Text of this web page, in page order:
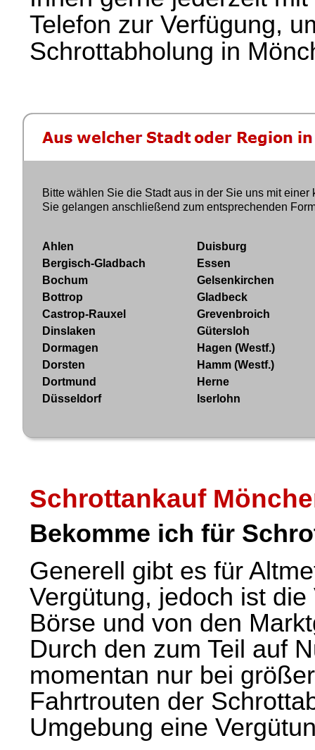
Telefon zur Verfügung,
Schrottabholung in
Bitte wählen Sie die Stadt aus in der Sie uns mit
Sie gelangen anschließend zum entsprechenden
Ahlen
Bergisch-Gladbach
Bochum
Bottrop
Castrop-Rauxel
Dinslaken
Dormagen
Dorsten
Dortmund
Düsseldorf
Duisburg
Essen
Gelsenkirchen
Gladbeck
Grevenbroich
Gütersloh
Hagen (Westf.)
Hamm (Westf.)
Herne
Iserlohn
Schrottankauf
Bekomme ich für
Generell gibt es für
Vergütung, jedoch ist
Börse und von den
Durch den zum Teil auf
momentan nur bei
Fahrtrouten der
Umgebung eine